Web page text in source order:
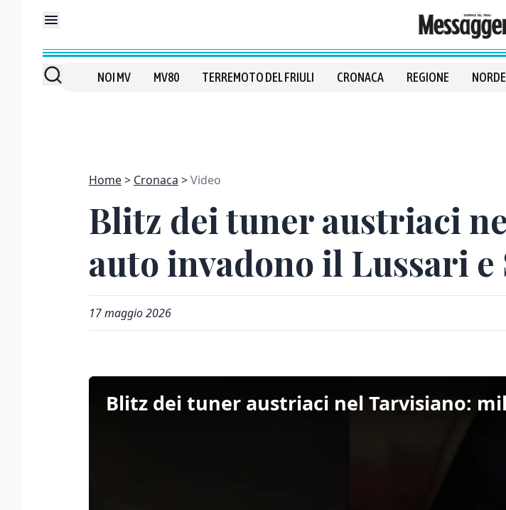
NOI MV MV80 TERREMOTO DEL FRIULI CRONACA REGIONE
Home Cronaca Video
Blitz dei tuner austriaci
auto invadono il Lussari e
17 maggio 2026